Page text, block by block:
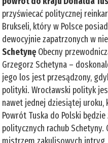
przyświecać politycznej
Brukseli, który w Polsce
dewocyjnie zapatrzonych w
Schetynę Obecny
Grzegorz Schetyna –
jego los jest przesądzony,
polityki. Wrocławski polityk
nawet jednej dziesiątej
Powrót Tuska do Polski
politycznych rachub